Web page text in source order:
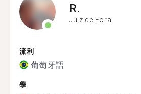
R.
Juiz de Fora
流利
葡萄牙語
學